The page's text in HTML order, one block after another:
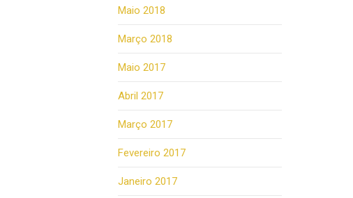
Maio 2018
Março 2018
Maio 2017
Abril 2017
Março 2017
Fevereiro 2017
Janeiro 2017